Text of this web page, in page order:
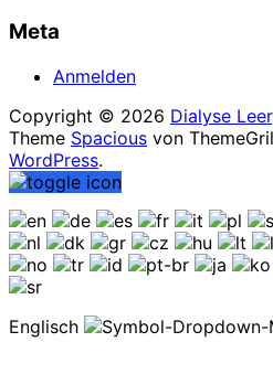
Meta
Anmelden
Copyright © 2026 Dialyse Leer
Theme Spacious von
WordPress.
Englisch